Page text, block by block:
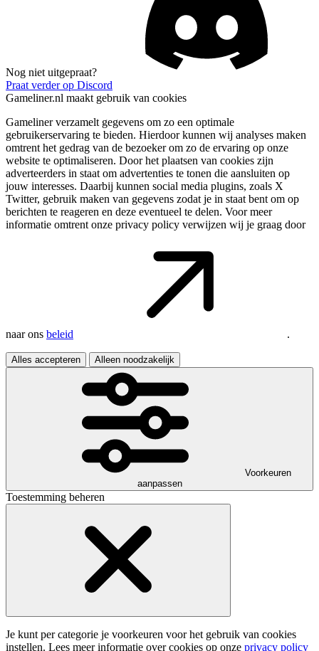
Nog niet uitgepraat?
Praat verder op Discord
Gameliner.nl maakt gebruik van cookies
Gameliner verzamelt gegevens om zo een optimale
gebruikerservaring te bieden. Hierdoor kunnen wij analyses maken
omtrent het gedrag van de bezoeker om zo de ervaring op onze
website te optimaliseren. Door het plaatsen van cookies zijn
adverteerders in staat om advertenties te tonen die aansluiten op
jouw interesses. Daarbij kunnen social media plugins, zoals X
Twitter, gebruik maken van gegevens zodat je in staat bent om op
berichten te reageren en deze eventueel te delen. Voor meer
informatie omtrent onze privacy policy verwijzen wij je graag door
naar ons beleid .
Alles accepteren Alleen noodzakelijk
Voorkeuren
aanpassen
Toestemming beheren
Je kunt per categorie je voorkeuren voor het gebruik van cookies
instellen. Lees meer informatie over cookies op onze privacy policy